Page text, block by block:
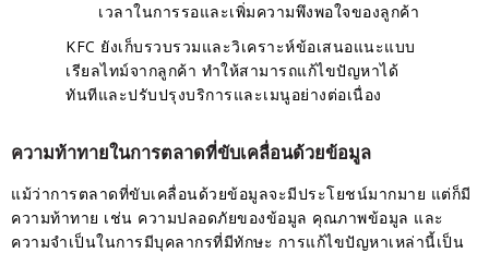
เวลาในการรอและเพิ่มความพึงพอใจของลูกค้า
KFC ยังเก็บรวบรวมและวิเคราะห์ข้อเสนอแนะแบบ
เรียลไทม์จากลูกค้า ทำให้สามารถแก้ไขปัญหาได้
ทันทีและปรับปรุงบริการและเมนูอย่างต่อเนื่อง
ความท้าทายในการตลาดที่ขับเคลื่อนด้วยข้อมูล
แม้ว่าการตลาดที่ขับเคลื่อนด้วยข้อมูลจะมีประโยชน์มากมาย แต่ก็มี
ความท้าทาย เช่น ความปลอดภัยของข้อมูล คุณภาพข้อมูล และ
ความจำเป็นในการมีบุคลากรที่มีทักษะ การแก้ไขปัญหาเหล่านี้เป็น